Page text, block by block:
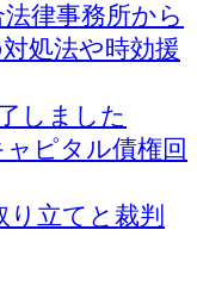
法律事務所から
処法や時効援
しました
ピタル債権回
り立てと裁判